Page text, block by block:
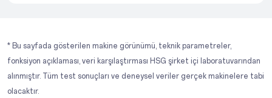
* Bu sayfada gösterilen makine görünümü, teknik parametreler,
fonksiyon açıklaması, veri karşılaştırması HSG şirket içi laboratuvarından
alınmıştır. Tüm test sonuçları ve deneysel veriler gerçek makinelere tabi
olacaktır.